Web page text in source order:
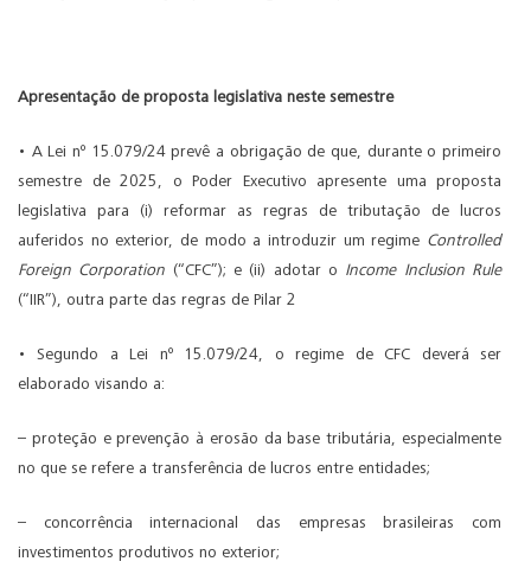
Apresentação de proposta legislativa neste semestre
• A Lei nº 15.079/24 prevê a obrigação de que, durante o primeiro
semestre de 2025, o Poder Executivo apresente uma proposta
legislativa para (i) reformar as regras de tributação de lucros
auferidos no exterior, de modo a introduzir um regime Controlled
Foreign Corporation (“CFC”); e (ii) adotar o Income Inclusion Rule
(“IIR”), outra parte das regras de Pilar 2
• Segundo a Lei nº 15.079/24, o regime de CFC deverá ser
elaborado visando a:
– proteção e prevenção à erosão da base tributária, especialmente
no que se refere a transferência de lucros entre entidades;
– concorrência internacional das empresas brasileiras com
investimentos produtivos no exterior;